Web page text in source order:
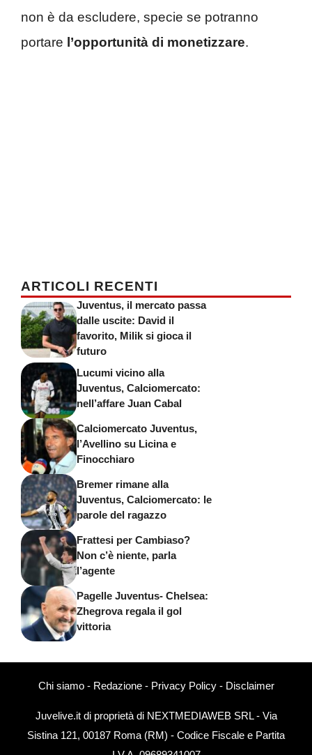
non è da escludere, specie se potranno
portare l’opportunità di monetizzare.
ARTICOLI RECENTI
Juventus, il mercato passa
dalle uscite: David il
favorito, Milik si gioca il
futuro
Lucumi vicino alla
Juventus, Calciomercato:
nell’affare Juan Cabal
Calciomercato Juventus,
l’Avellino su Licina e
Finocchiaro
Bremer rimane alla
Juventus, Calciomercato: le
parole del ragazzo
Frattesi per Cambiaso?
Non c’è niente, parla
l’agente
Pagelle Juventus- Chelsea:
Zhegrova regala il gol
vittoria
Chi siamo- Redazione- Privacy Policy- Disclaimer
Juvelive.it di proprietà di NEXTMEDIAWEB SRL - Via
Sistina 121, 00187 Roma (RM) - Codice Fiscale e Partita